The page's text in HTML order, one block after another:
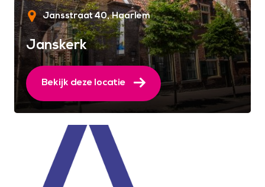
Jansstraat 40 Haarlem
Janskerk
Bekijk deze locatie